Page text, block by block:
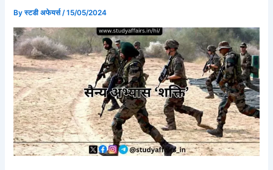
Byस्टडी अफेयर्स/15/05/2024